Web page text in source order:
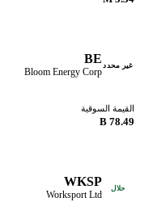
غير محدد BE
Bloom Energy Corp
القيمة السوقية
78.49 B
حلال WKSP
Worksport Ltd